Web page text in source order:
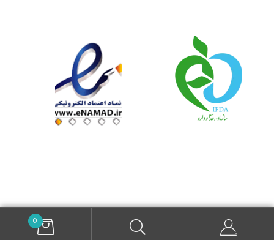
تمامی حقوق وبسایت متعلق به داروخانه دکتر هیبتی می باشد.
طراحی شده
0